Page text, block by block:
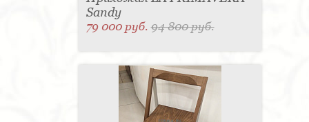
Sandy
79 000 руб.94 800 руб.